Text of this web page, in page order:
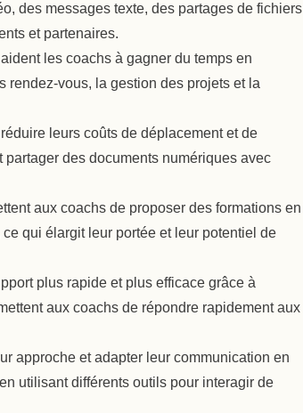
des messages texte, des partages de fichiers
et partenaires.
les coachs à gagner du temps en
rendez-vous, la gestion des projets et la
leurs coûts de déplacement et de
des documents numériques avec
aux coachs de proposer des formations en
qui élargit leur portée et leur potentiel de
plus rapide et plus efficace grâce à
aux coachs de répondre rapidement aux
approche et adapter leur communication en
utilisant différents outils pour interagir de